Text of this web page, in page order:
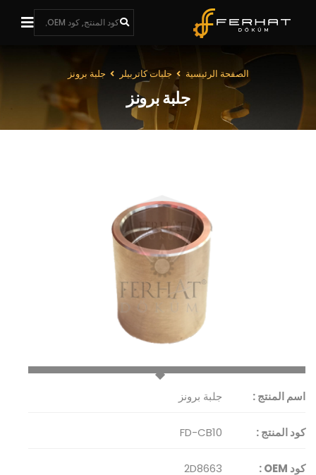
الصفحة الرئيسية جلبات كاتربيلر جلبة برونز
جلبة برونز
اسم المنتج : جلبة برونز
كود المنتج : FD-CB10
كود OEM : 2D8663